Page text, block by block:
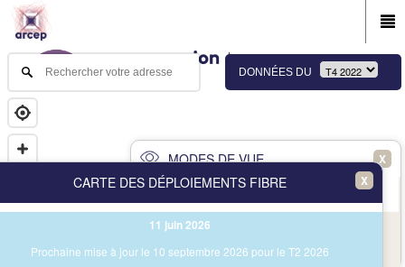
DONNÉES DU
MODES DE VUE X
Vue des immeubles et des communes
X
CARTE DES DÉPLOIEMENTS FIBRE
11 juin 2026
Prochaine mise à jour le 10 septembre 2026 pour le T2 2026
NAV